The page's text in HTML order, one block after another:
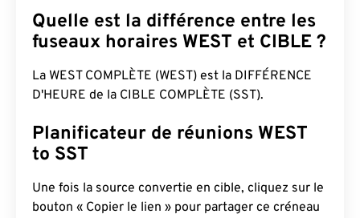
Quelle est la différence entre les
fuseaux horaires WEST et CIBLE ?
La WEST COMPLÈTE (WEST) est la DIFFÉRENCE
D'HEURE de la CIBLE COMPLÈTE (SST).
Planificateur de réunions WEST
to SST
Une fois la source convertie en cible, cliquez sur le
bouton « Copier le lien » pour partager ce créneau